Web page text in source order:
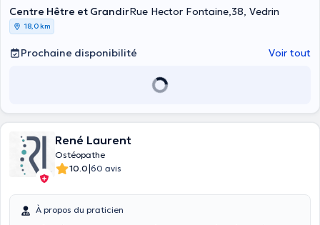
qu'elle achèvera en 2020. Elle exerce en tant qu'indépendante en
cabinet prive depuis 2005. Mme Namur a également une expérience
en service de garde de divers services (pédiatrie, maternié, soins
N'hésitez plus et prenez rendez vous dès maintenant !
Centre Hêtre et GrandirRue Hector Fontaine,38, Vedrin
18,0 km
Prochaine disponibilité Voir tout
René Laurent
Ostéopathe
10.0|60 avis
À propos du praticien